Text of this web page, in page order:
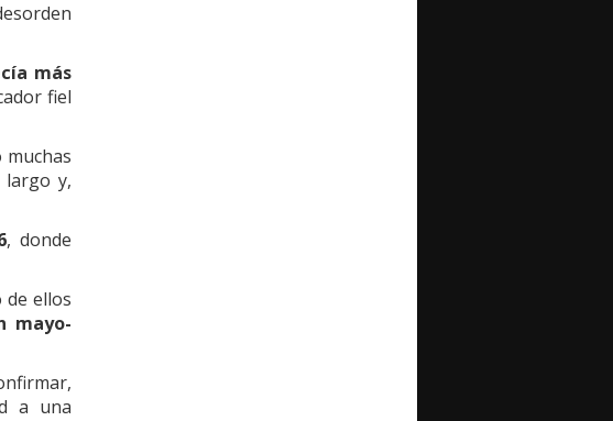
más
fiel
largo y,
, donde
de ellos
mayo-
a una